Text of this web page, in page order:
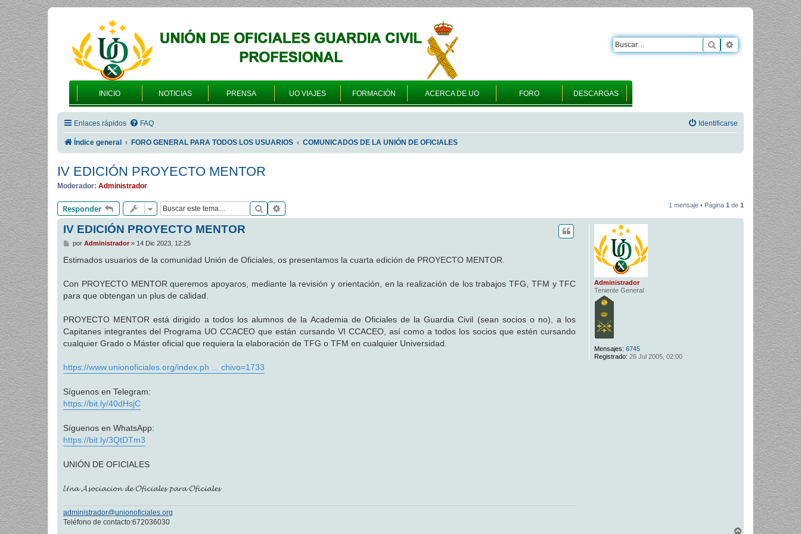
INICIO NOTICIAS PRENSA UO VIAJES FORMACIÓN ACERCA DE UO FORO DESCARGAS
Buscar Búsqueda
Enlaces rápidos FAQ Identificarse
Índice general FORO GENERAL PARA TODOS LOS USUARIOS COMUNICADOS DE LA UNIÓN DE OFICIALES
IV EDICIÓN PROYECTO MENTOR
Moderador: Administrador
Responder Buscar 1 mensaje • Página 1 de 1
Administrador
Teniente General
Mensajes: 6745
Registrado: 26 Jul 2005, 02:00
IV EDICIÓN PROYECTO MENTOR
M
n
j
e
por Administrador» 14 Dic 2023, 12:25
Estimados usuarios de la comunidad Unión de Oficiales, os presentamos la cuarta edición de PROYECTO MENTOR.
Con PROYECTO MENTOR queremos apoyaros, mediante la revisión y orientación, en la realización de los trabajos TFG, TFM y TFC
para que obtengan un plus de calidad.
PROYECTO MENTOR está dirigido a todos los alumnos de la Academia de Oficiales de la Guardia Civil (sean socios o no), a los
Capitanes integrantes del Programa UO CCACEO que están cursando VI CCACEO, así como a todos los socios que estén cursando
cualquier Grado o Máster oficial que requiera la elaboración de TFG o TFM en cualquier Universidad.
https://www.unionoficiales.org/index.ph ... chivo=1733
Síguenos en Telegram:
https://bit.ly/40dHsjC
Síguenos en WhatsApp:
https://bit.ly/3QtDTm3
UNIÓN DE OFICIALES
𝓤𝓷𝓪 𝓐𝓼𝓸𝓬𝓲𝓪𝓬𝓲𝓸𝓷 𝓭𝓮 𝓞𝓯𝓲𝓬𝓲𝓪𝓵𝓮𝓼 𝓹𝓪𝓻𝓪 𝓞𝓯𝓲𝓬𝓲𝓪𝓵𝓮𝓼
administrador@unionoficiales.org
Teléfono de contacto:672036030